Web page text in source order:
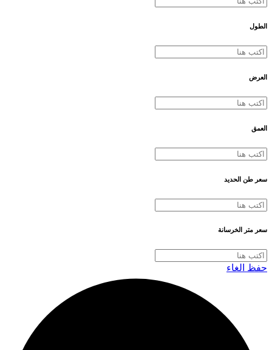
الطول
العرض
العمق
سعر طن الحديد
سعر متر الخرسانة
حفظ الغاء